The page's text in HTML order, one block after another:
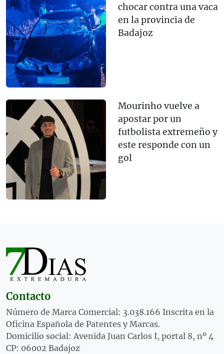
chocar contra una vaca
en la provincia de
Badajoz
Mourinho vuelve a
apostar por un
futbolista extremeño y
este responde con un
gol
Contacto
Número de Marca Comercial: 3.038.166 Inscrita en la
Oficina Española de Patentes y Marcas.
Domicilio social: Avenida Juan Carlos I, portal 8, nº 4
CP: 06002 Badajoz